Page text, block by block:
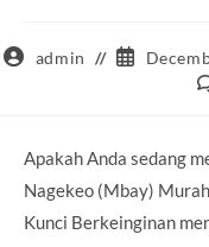
Postadmin
Post
published:
Apakah Anda sedang
Nagekeo (Mbay)
Kunci Berkeinginan